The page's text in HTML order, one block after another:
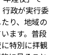
政が実行委
り、地域の
ます。普段
特別に拝観